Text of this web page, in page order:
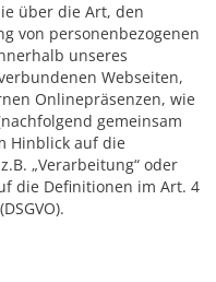
über die Art, den
von personenbezogenen
unseres
Webseiten,
Onlinepräsenzen, wie
gemeinsam
Hinblick auf die
„Verarbeitung“ oder
die Definitionen im Art. 4